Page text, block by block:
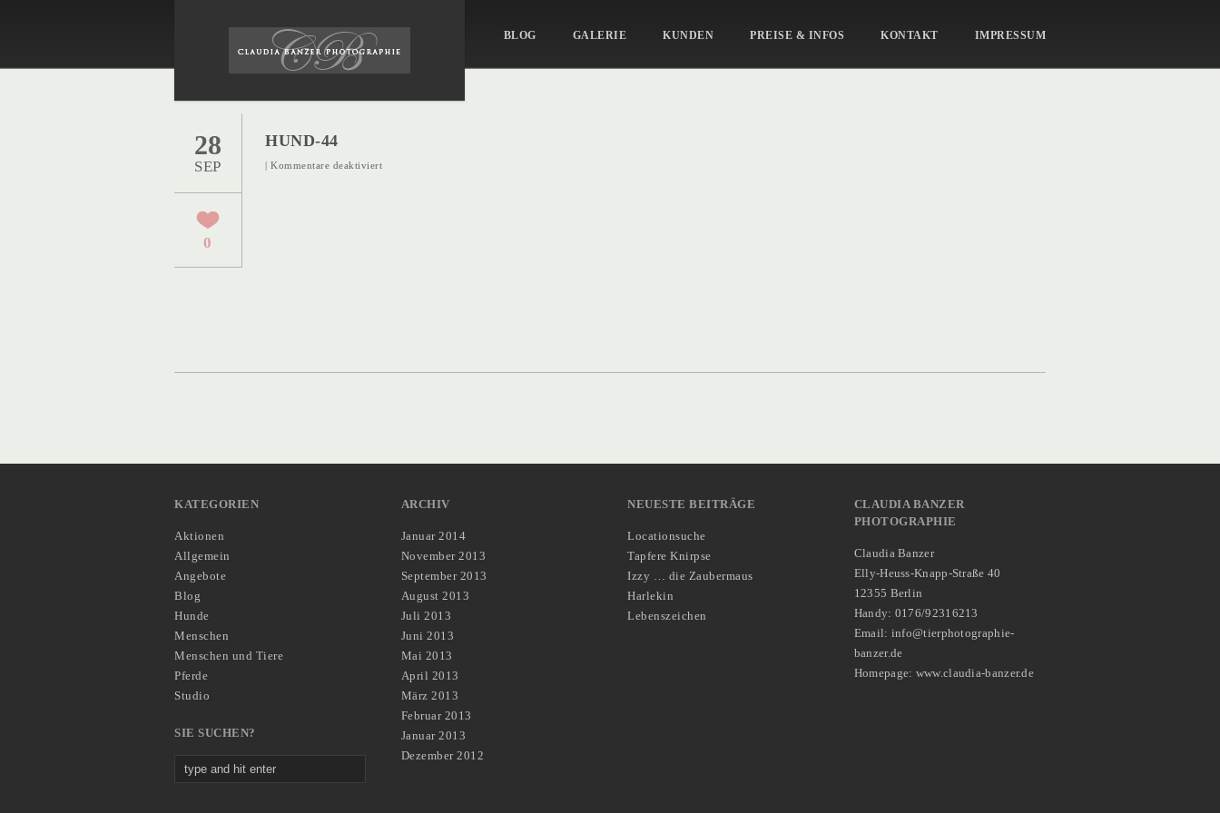
BLOG GALERIE KUNDEN PREISE & INFOS KONTAKT IMPRESSUM
28
SEP
0
HUND-44
| Kommentare deaktiviertfür
KATEGORIEN
Aktionen
Allgemein
Angebote
Blog
Hunde
Menschen
Menschen und Tiere
Pferde
Studio
SIE SUCHEN?
ARCHIV
Januar 2014
November 2013
September 2013
August 2013
Juli 2013
Juni 2013
Mai 2013
April 2013
März 2013
Februar 2013
Januar 2013
Dezember 2012
NEUESTE BEITRÄGE
Locationsuche
Tapfere Knirpse
Izzy … die Zaubermaus
Harlekin
Lebenszeichen
CLAUDIA BANZER
PHOTOGRAPHIE
Claudia Banzer
Elly-Heuss-Knapp-Straße 40
12355 Berlin
Handy: 0176/92316213
Email: info@tierphotographie-
banzer.de
Homepage: www.claudia-banzer.de